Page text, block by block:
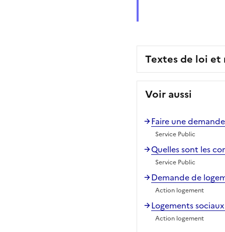
Textes de loi et
Voir aussi
Faire une
Service Public
Quelles sont les
Service Public
Demande de
Action logement
Logements sociaux
Action logement